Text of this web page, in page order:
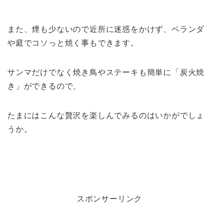
また、煙も少ないので近所に迷惑をかけず、ベランダ
や庭でコソっと焼く事もできます。
サンマだけでなく焼き鳥やステーキも簡単に「炭火焼
き」ができるので、
たまにはこんな贅沢を楽しんでみるのはいかがでしょ
うか。
スポンサーリンク